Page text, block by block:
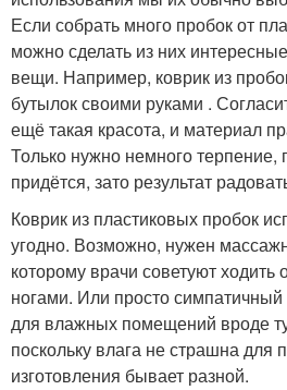
Если собрать много пробок от
можно сделать из них
вещи. Например, коврик из
бутылок своими руками .
ещё такая красота, и материал
Только нужно немного терпение,
придётся, зато результат
Коврик из пластиковых пробок
угодно. Возможно, нужен
которому врачи советуют ходить
ногами. Или просто
для влажных помещений вроде
поскольку влага не страшна для
изготовления бывает разной.